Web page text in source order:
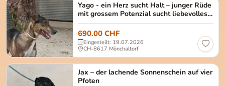
Yago - ein Herz sucht Halt – junger Rüde
mit grossem Potenzial sucht liebevolles
Zuhause
Yago Männlich, kastriert Alter: ca. Juni 2022
690.00 CHF
Eingestellt: 19.07.2026
CH-8617 Mönchaltorf
Jax – der lachende Sonnenschein auf vier
Pfoten
Jax Männlich, kastriert Alter: ca. Mai 2024